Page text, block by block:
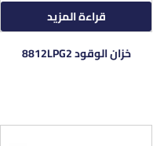
قراءة المزيد
خزان الوقود 8812LPG2